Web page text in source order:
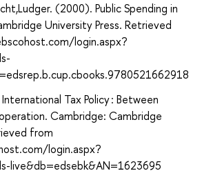
(2000). Public Spending in
University Press. Retrieved
login.aspx?
Tax Policy : Between
Cambridge: Cambridge
from
login.aspx?
live&db=edsebk&AN=1623695